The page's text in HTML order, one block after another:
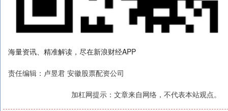
海量资讯、精准解读，尽在新浪财经APP
责任编辑：卢昱君 安徽股票配资公司
加杠网提示：文章来自网络，不代表本站观点。